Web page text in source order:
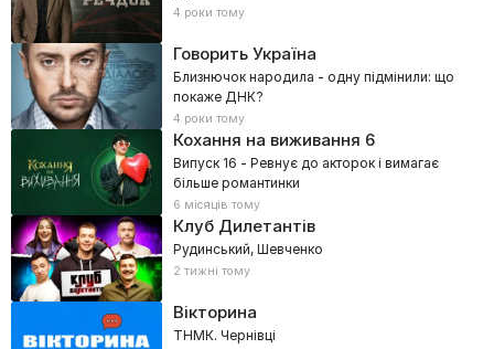
4 роки тому
Говорить Україна
Близнючок народила - одну підмінили: що
покаже ДНК?
4 роки тому
Кохання на виживання 6
Випуск 16 - Ревнує до акторок і вимагає
більше романтинки
6 місяців тому
Клуб Дилетантів
Рудинський, Шевченко
2 тижні тому
Вікторина
ТНМК. Чернівці